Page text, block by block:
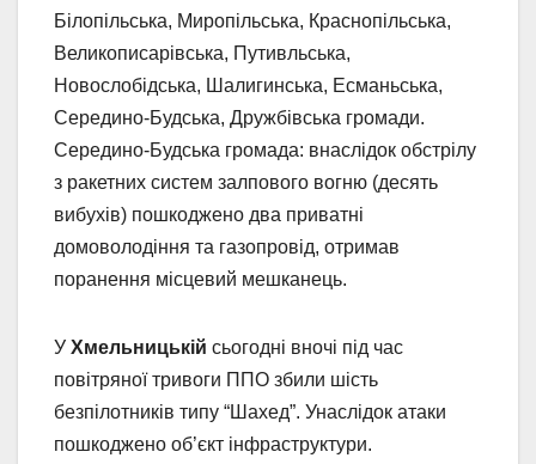
Білопільська, Миропільська, Краснопільська,
Великописарівська, Путивльська,
Новослобідська, Шалигинська, Есманьська,
Середино-Будська, Дружбівська громади.
Середино-Будська громада: внаслідок обстрілу
з ракетних систем залпового вогню (десять
вибухів) пошкоджено два приватні
домоволодіння та газопровід, отримав
поранення місцевий мешканець.
У Хмельницькій сьогодні вночі під час
повітряної тривоги ППО збили шість
безпілотників типу “Шахед”. Унаслідок атаки
пошкоджено об’єкт інфраструктури.